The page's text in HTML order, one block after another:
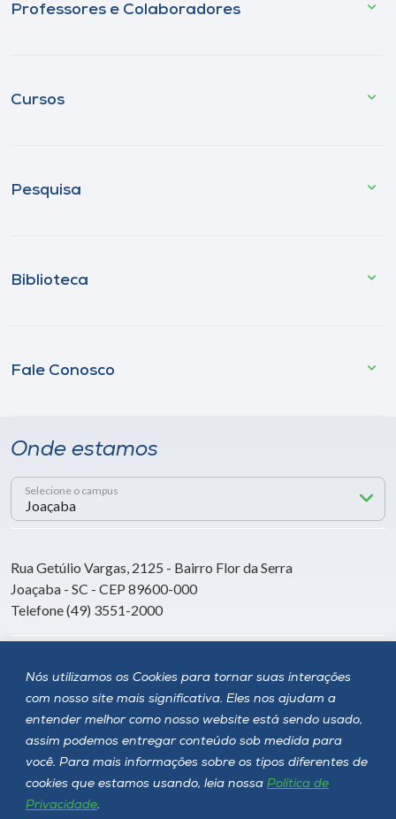
Nós utilizamos os Cookies para tornar suas interações
com nosso site mais significativa. Eles nos ajudam a
entender melhor como nosso website está sendo usado,
assim podemos entregar conteúdo sob medida para
você. Para mais informações sobre os tipos diferentes de
cookies que estamos usando, leia nossa Política de
Privacidade.
Professores e Colaboradores
Cursos
Pesquisa
Biblioteca
Fale Conosco
Onde estamos
Selecione o campus
Rua Getúlio Vargas, 2125 - Bairro Flor da Serra
Joaçaba - SC - CEP 89600-000
Telefone (49) 3551-2000
Siga a Unoesc